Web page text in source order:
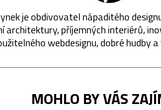
je obdivovatel nápaditého
architektury, příjemných interiérů,
webdesignu, dobré hudby
MOHLO BY VÁS